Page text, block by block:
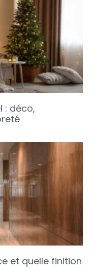
: déco,
et quelle finition